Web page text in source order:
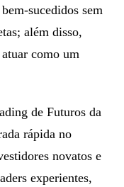
sucedidos sem
além disso,
como um
de Futuros da
rápida no
novatos e
experientes,